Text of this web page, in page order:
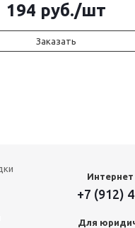
194 руб./шт
Заказать
Интернет
+7 (912)
Для